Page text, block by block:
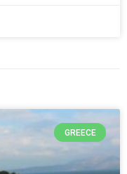
GREECE